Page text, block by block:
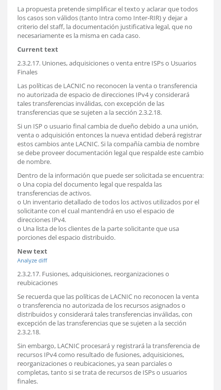
La propuesta pretende simplificar el texto y aclarar que todos
los casos son válidos (tanto Intra como Inter-RIR) y dejar a
criterio del staff, la documentación justificativa legal, que no
necesariamente es la misma en cada caso.
Current text
2.3.2.17. Uniones, adquisiciones o venta entre ISPs o Usuarios
Finales
Las políticas de LACNIC no reconocen la venta o transferencia
no autorizada de espacio de direcciones IPv4 y considerará
tales transferencias inválidas, con excepción de las
transferencias que se sujeten a la sección 2.3.2.18.
Si un ISP o usuario final cambia de dueño debido a una unión,
venta o adquisición entonces la nueva entidad deberá registrar
estos cambios ante LACNIC. Si la compañía cambia de nombre
se debe proveer documentación legal que respalde este cambio
de nombre.
Dentro de la información que puede ser solicitada se encuentra:
o Una copia del documento legal que respalda las
transferencias de activos.
o Un inventario detallado de todos los activos utilizados por el
solicitante con el cual mantendrá en uso el espacio de
direcciones IPv4.
o Una lista de los clientes de la parte solicitante que usa
porciones del espacio distribuido.
New text
Analyze diff
2.3.2.17. Fusiones, adquisiciones, reorganizaciones o
reubicaciones
Se recuerda que las políticas de LACNIC no reconocen la venta
o transferencia no autorizada de los recursos asignados o
distribuidos y considerará tales transferencias inválidas, con
excepción de las transferencias que se sujeten a la sección
2.3.2.18.
Sin embargo, LACNIC procesará y registrará la transferencia de
recursos IPv4 como resultado de fusiones, adquisiciones,
reorganizaciones o reubicaciones, ya sean parciales o
completas, tanto si se trata de recursos de ISPs o usuarios
finales.